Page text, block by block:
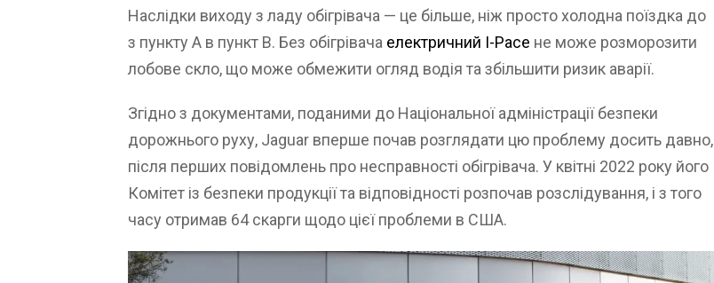
Наслідки виходу з ладу обігрівача — це більше, ніж просто холодна поїздка до
з пункту А в пункт В. Без обігрівача електричний I-Pace не може розморозити
лобове скло, що може обмежити огляд водія та збільшити ризик аварії.
Згідно з документами, поданими до Національної адміністрації безпеки
дорожнього руху, Jaguar вперше почав розглядати цю проблему досить давно,
після перших повідомлень про несправності обігрівача. У квітні 2022 року його
Комітет із безпеки продукції та відповідності розпочав розслідування, і з того
часу отримав 64 скарги щодо цієї проблеми в США.